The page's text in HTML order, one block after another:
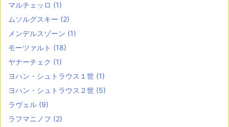
マルチェッロ (1)
ムソルグスキー (2)
メンデルスゾーン (1)
モーツァルト (18)
ヤナーチェク (1)
ヨハン・シュトラウス１世 (1)
ヨハン・シュトラウス２世 (5)
ラヴェル (9)
ラフマニノフ (2)